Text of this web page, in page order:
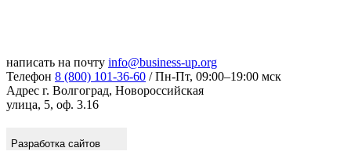
написать на почту info@business-up.org
Телефон 8 (800) 101-36-60 / Пн-Пт, 09:00–19:00 мск
Адрес г. Волгоград, Новороссийская
улица, 5, оф. 3.16
Разработка сайтов